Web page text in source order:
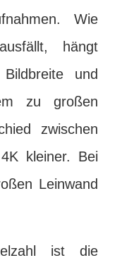
Wie
hängt
und
zu großen
zwischen
kleiner. Bei
Leinwand
ist die